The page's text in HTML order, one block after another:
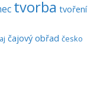
tvorba tvoření
čajový obřad česko